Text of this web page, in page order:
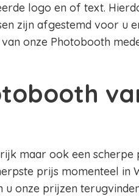
logo en of text.
zijn afgestemd voor u
onze Photobooth
maar ook een scherpe
prijs momenteel in
onze prijzen